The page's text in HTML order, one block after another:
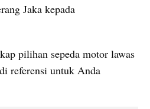
Jaka kepada
pilihan sepeda motor lawas
referensi untuk Anda